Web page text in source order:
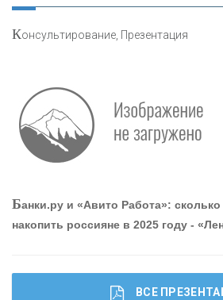
привлечь и удержать
Консультирование, Презентация
Банки.ру и «Авито Работа»: сколько
накопить россияне в 2025 году -
ВСЕ